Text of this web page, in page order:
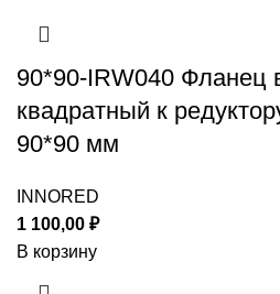
90*90-IRW040 Фланец
квадратный к
90*90 мм
INNORED
1 100,00 ₽
В корзину